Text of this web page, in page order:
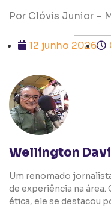
Por Clóvis Junior –
12 junho 2026
Wellington
Um renomado
de experiência na
ética, ele se destacou